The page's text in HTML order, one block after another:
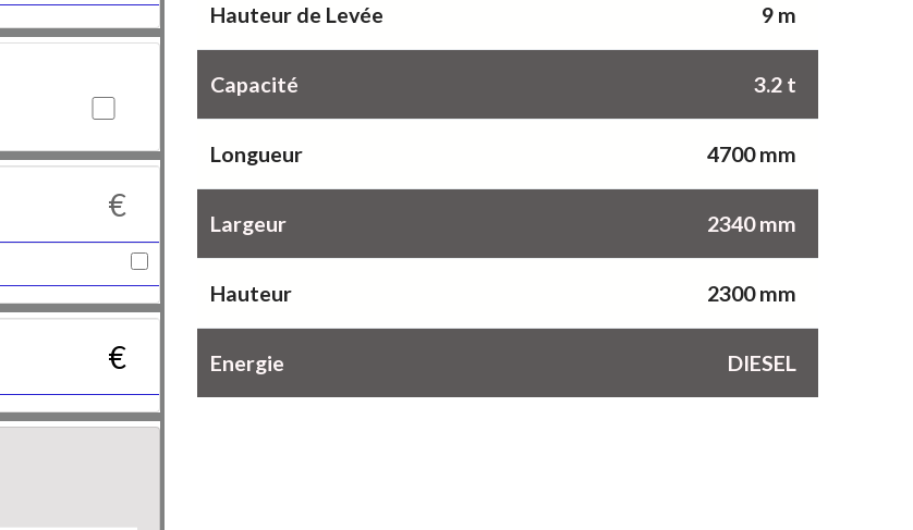
Hauteur de Levée 9 m
Capacité 3.2 t
Longueur 4700 mm
Largeur 2340 mm
Hauteur 2300 mm
Energie DIESEL
€
€